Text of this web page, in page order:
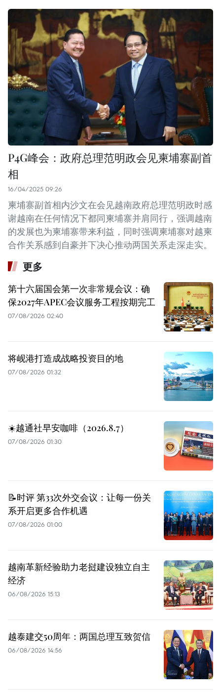
P4G峰会：政府总理范明政会见柬埔寨副首
相
16/04/2025 09:26
柬埔寨副首相内沙文在会见越南政府总理范明政时感
谢越南在任何情况下都同柬埔寨并肩同行，强调越南
的发展也为柬埔寨带来利益，同时强调柬埔寨对越柬
合作关系感到自豪并下决心推动两国关系走深走实。
更多
第十六届国会第一次非常规会议：确
保2027年APEC会议服务工程按期完工
07/08/2026 02:40
将岘港打造成战略投资目的地
07/08/2026 01:32
☀️越通社早安咖啡（2026.8.7）
07/08/2026 01:30
📝时评 第33次外交会议：让每一份关
系开启更多合作机遇
07/08/2026 01:00
越南革新经验助力老挝建设独立自主
经济
06/08/2026 15:13
越泰建交50周年：两国总理互致贺信
06/08/2026 14:56